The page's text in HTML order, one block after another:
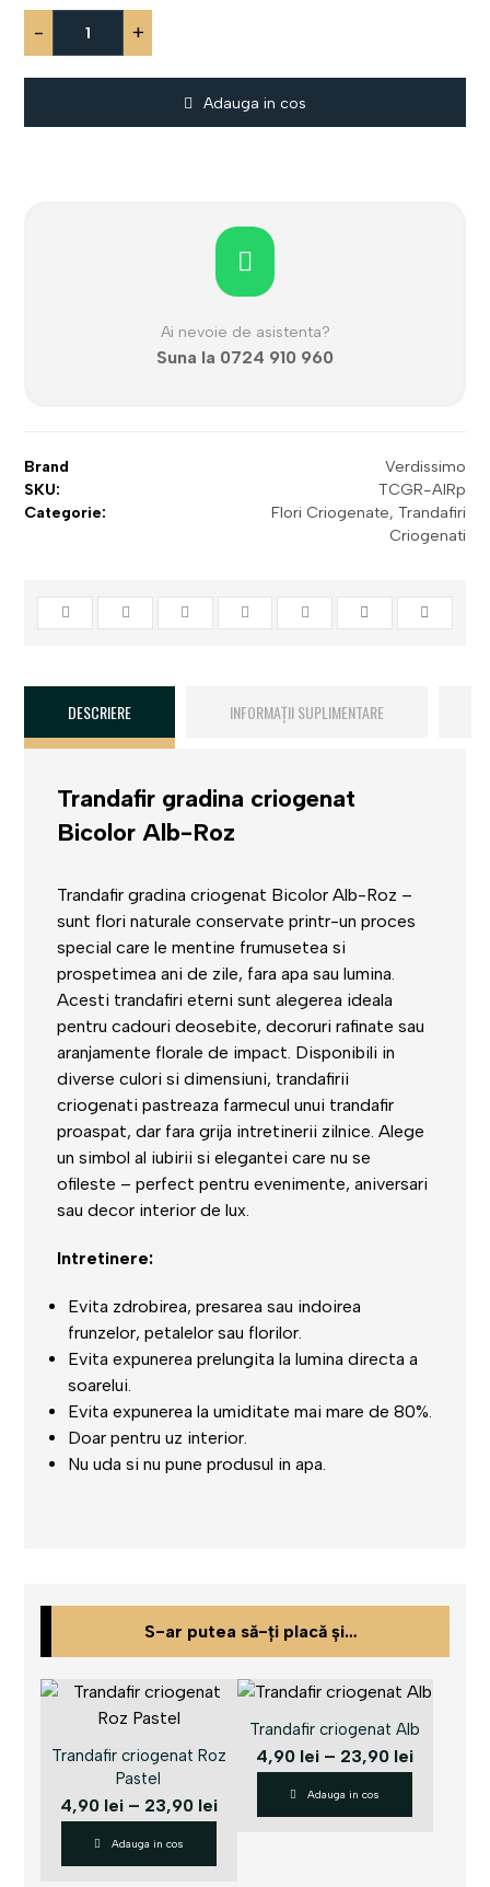
- +
Adauga in cos
Ai nevoie de asistenta?
Suna la 0724 910 960
Brand
Verdissimo
SKU:
TCGR-AlRp
Categorie:
Flori Criogenate, Trandafiri
Criogenati
DESCRIERE INFORMAȚII SUPLIMENTARE
Trandafir gradina criogenat
Bicolor Alb-Roz
Trandafir gradina criogenat Bicolor Alb-Roz –
sunt flori naturale conservate printr-un proces
special care le mentine frumusetea si
prospetimea ani de zile, fara apa sau lumina.
Acesti trandafiri eterni sunt alegerea ideala
pentrucadouri deosebite, decoruri rafinate sau
aranjamente florale de impact. Disponibili in
diverse culori si dimensiuni, trandafirii
criogenati pastreaza farmecul unui trandafir
proaspat, dar fara grija intretinerii zilnice. Alege
un simbol al iubirii sielegantei care nu se
ofileste – perfect pentru evenimente, aniversari
sau decor interior de lux.
Intretinere:
Evita zdrobirea, presarea sau indoirea
frunzelor, petalelor sau florilor.
Evita expunerea prelungita la lumina directa a
soarelui.
Evita expunerea la umiditate mai mare de 80%.
Doar pentru uz interior.
Nu uda si nu pune produsul in apa.
S-ar putea să-ți placă și…
Trandafir criogenat Roz
Pastel
4,90 lei – 23,90 lei
Adauga in cos
Trandafir criogenat Alb
4,90 lei – 23,90 lei
Adauga in cos